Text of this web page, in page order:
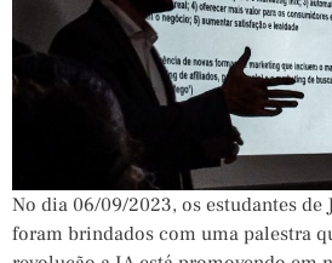
No dia 06/09/2023, os estudantes
foram brindados com uma palestra